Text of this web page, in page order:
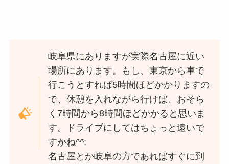
岐阜県にありますが実際名古屋に近い
場所にあります。もし、東京から車で
行こうとすれば5時間ほどかかりますの
で、休憩を入れながら行けば、おそら
く7時間から8時間ほどかかると思いま
す。ドライブにしてはちょっと遠いで
すかね^^;
名古屋とか岐阜の方であればすぐに到